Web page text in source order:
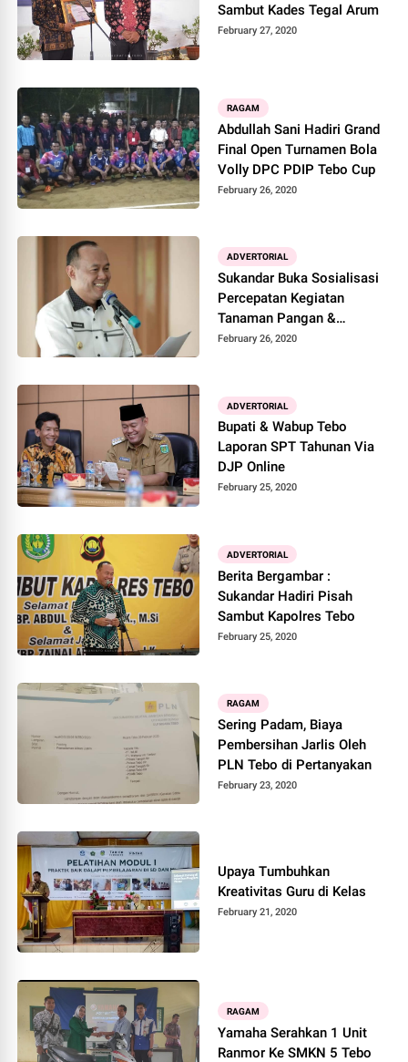
Sambut Kades Tegal Arum
February 27, 2020
RAGAM
Abdullah Sani Hadiri Grand
Final Open Turnamen Bola
Volly DPC PDIP Tebo Cup
February 26, 2020
ADVERTORIAL
Sukandar Buka Sosialisasi
Percepatan Kegiatan
Tanaman Pangan &
Holtikultura
February 26, 2020
ADVERTORIAL
Bupati & Wabup Tebo
Laporan SPT Tahunan Via
DJP Online
February 25, 2020
ADVERTORIAL
Berita Bergambar :
Sukandar Hadiri Pisah
Sambut Kapolres Tebo
February 25, 2020
RAGAM
Sering Padam, Biaya
Pembersihan Jarlis Oleh
PLN Tebo di Pertanyakan
February 23, 2020
Upaya Tumbuhkan
Kreativitas Guru di Kelas
February 21, 2020
RAGAM
Yamaha Serahkan 1 Unit
Ranmor Ke SMKN 5 Tebo